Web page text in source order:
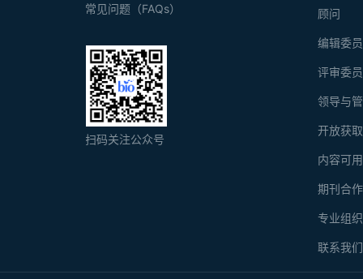
顾问
编辑委
评审委
领导与
开放获
内容可
期刊合
专业组
联系我们
常见问题（FAQs）
扫码关注公众号